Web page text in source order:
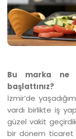
Bu marka ne
başlattınız?
İzmir’de
vardı birlikte iş
güzel vakit
bir dönem ticaret